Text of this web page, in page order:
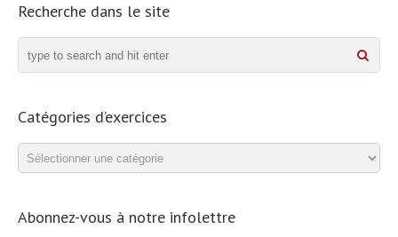
Recherche dans le site
Catégories d’exercices
Catégories
d’exercices
Abonnez-vous à notre infolettre